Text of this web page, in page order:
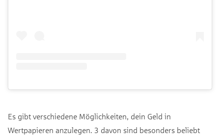
Es gibt verschiedene Möglichkeiten, dein Geld in
Wertpapieren anzulegen. 3 davon sind besonders beliebt